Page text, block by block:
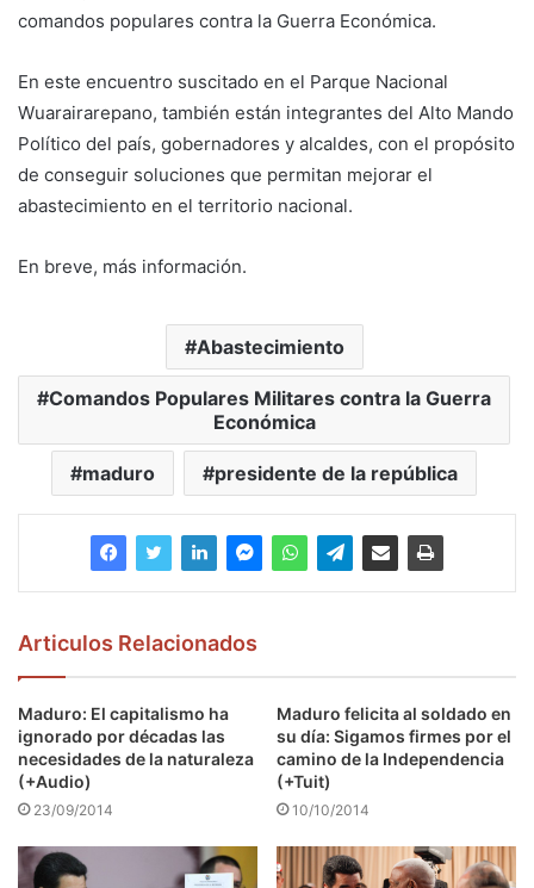
comandos populares contra la Guerra Económica.
En este encuentro suscitado en el Parque Nacional
Wuarairarepano, también están integrantes del Alto Mando
Político del país, gobernadores y alcaldes, con el propósito
de conseguir soluciones que permitan mejorar el
abastecimiento en el territorio nacional.
En breve, más información.
Abastecimiento
Comandos Populares Militares contra la Guerra
Económica
maduro presidente de la república
Articulos Relacionados
Maduro: El capitalismo ha
ignorado por décadas las
necesidades de la naturaleza
(+Audio)
23/09/2014
Maduro felicita al soldado en
su día: Sigamos firmes por el
camino de la Independencia
(+Tuit)
10/10/2014